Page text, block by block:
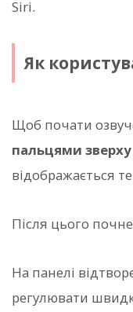
Siri.
Як
Щоб почати
пальцями
відображається
Після цього
На панелі
регулювати